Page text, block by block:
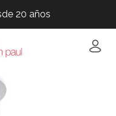
20 años
20 años
20 años